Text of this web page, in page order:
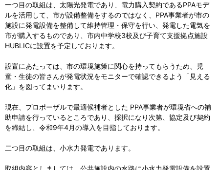
一つ目の取組は、太陽光発電であり、電力購入契約であるPPAモデ
ルを活用して、市が設備整備をするのではなく、PPA事業者が市の
施設に発電設備を整備して維持管理・保守を行い、発電した電気を
市が購入するものであり、市内中学校3校及び子育て支援拠点施設
HUBLICに設置を予定しております。
設置にあたっては、市の環境施策に関心を持ってもらうため、児
童・生徒の皆さんが発電状況をモニターで確認できるよう「見える
化」を図ってまいります。
現在、プロポーザルで最適候補者とした PPA事業者が環境省への補
助申請を行っているところであり、採択になり次第、協定及び契約
を締結し、令和9年4月の導入を目指しております。
二つ目の取組は、小水力発電であります。
取組内容としましては、公共施設内の水路に小水力発電設備を設置